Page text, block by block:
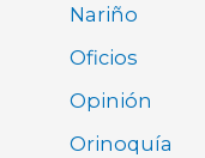
Nariño
Oficios
Opinión
Orinoquía